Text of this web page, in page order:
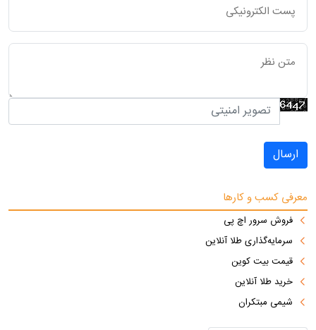
ارسال
معرفی کسب و کارها
فروش سرور اچ پی
سرمایه‌گذاری طلا آنلاین
قیمت بیت کوین
خرید طلا آنلاین
شیمی مبتکران